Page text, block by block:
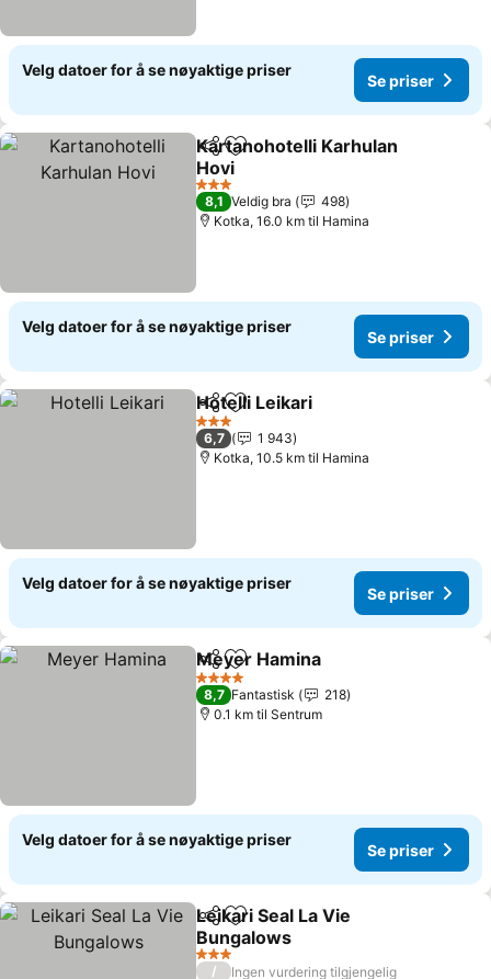
Velg datoer for å se nøyaktige priser
Se priser
Del Legg til i favoritter
Kartanohotelli Karhulan
Hovi
3 Stjerner
8,1 Veldig bra
498
Kotka, 16.0 km til Hamina
Velg datoer for å se nøyaktige priser
Se priser
Del Legg til i favoritter
Hotelli Leikari
3 Stjerner
6,7
1 943
Kotka, 10.5 km til Hamina
Velg datoer for å se nøyaktige priser
Se priser
Del Legg til i favoritter
Meyer Hamina
4 Stjerner
8,7 Fantastisk
218
0.1 km til Sentrum
Velg datoer for å se nøyaktige priser
Se priser
Del Legg til i favoritter
Leikari Seal La Vie
Bungalows
3 Stjerner
/ Ingen vurdering tilgjengelig